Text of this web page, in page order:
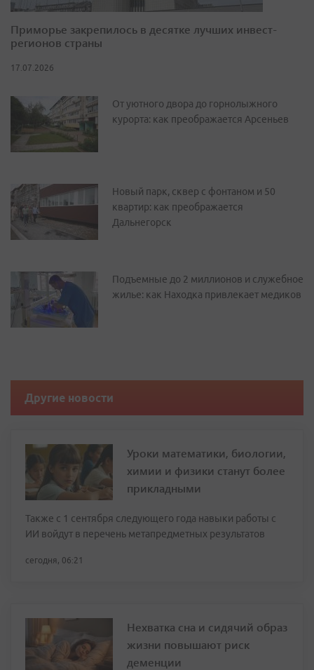
Приморье закрепилось в десятке лучших инвест-
регионов страны
17.07.2026
От уютного двора до горнолыжного
курорта: как преображается Арсеньев
Новый парк, сквер с фонтаном и 50
квартир: как преображается
Дальнегорск
Подъемные до 2 миллионов и служебное
жилье: как Находка привлекает медиков
Другие новости
Уроки математики, биологии,
химии и физики станут более
прикладными
Также с 1 сентября следующего года навыки работы с
ИИ войдут в перечень метапредметных результатов
сегодня, 06:21
Нехватка сна и сидячий образ
жизни повышают риск
деменции